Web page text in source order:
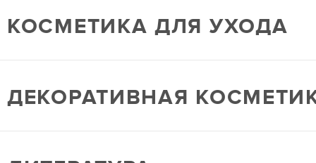
КОСМЕТИКА ДЛЯ УХОДА
ДЕКОРАТИВНАЯ